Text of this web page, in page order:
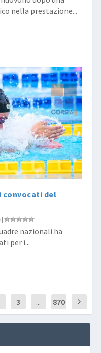
nella prestazione...
convocati del
|
nazionali ha
per i...
3 ... 870